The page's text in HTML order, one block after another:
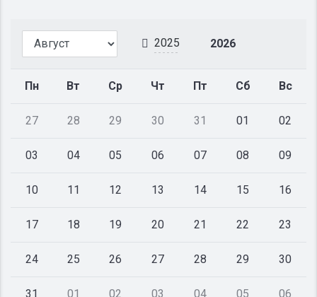
2025 2026
Пн Вт Ср Чт Пт Сб Вс
27 28 29 30 31 01 02
03 04 05 06 07 08 09
10 11 12 13 14 15 16
17 18 19 20 21 22 23
24 25 26 27 28 29 30
31 01 02 03 04 05 06